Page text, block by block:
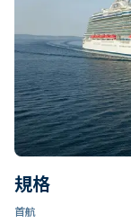
規格
首航